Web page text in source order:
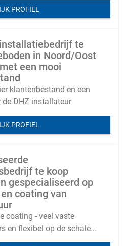
PROFIEL
te
in Noord/Oost
een mooi
klantenbestand en een
DHZ installateur
PROFIEL
te koop
gespecialiseerd op
coating van
coating - veel vaste
en flexibel op de schalen
(groter mogelijk)